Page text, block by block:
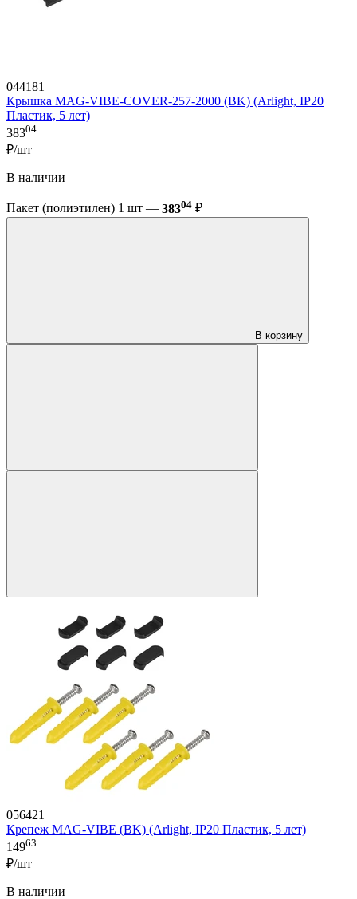
044181
Крышка MAG-VIBE-COVER-257-2000 (BK) (Arlight, IP20
Пластик, 5 лет)
38304
₽/шт
В наличии
Пакет (полиэтилен) 1 шт — 38304 ₽
В корзину
056421
Крепеж MAG-VIBE (BK) (Arlight, IP20 Пластик, 5 лет)
14963
₽/шт
В наличии